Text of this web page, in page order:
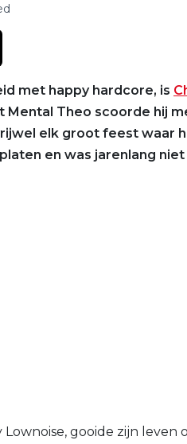
met happy hardcore, is
Theo scoorde hij
elk groot feest waar
en was jarenlang
gooide zijn leven